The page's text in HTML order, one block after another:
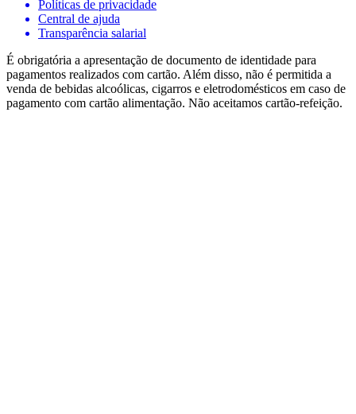
Políticas de privacidade
Central de ajuda
Transparência salarial
É obrigatória a apresentação de documento de identidade para
pagamentos realizados com cartão. Além disso, não é permitida a
venda de bebidas alcoólicas, cigarros e eletrodomésticos em caso de
pagamento com cartão alimentação. Não aceitamos cartão-refeição.